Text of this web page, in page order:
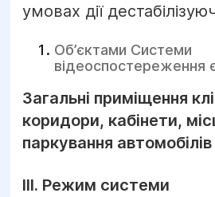
умовах дії
Об’єктами Системи
відеоспостереження
Загальні приміщення
коридори, кабінети,
паркування автомобілів
ІІІ. Режим системи